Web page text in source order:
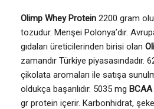
Olimp Whey Protein 2200 gram
tozudur. Menşei Polonya’dır.
gıdaları üreticilerinden birisi olan
zamandır Türkiye piyasasındadır.
çikolata aromaları ile satışa
oldukça başarılıdır. 5035 mg BCAA
gr protein içerir. Karbonhidrat,